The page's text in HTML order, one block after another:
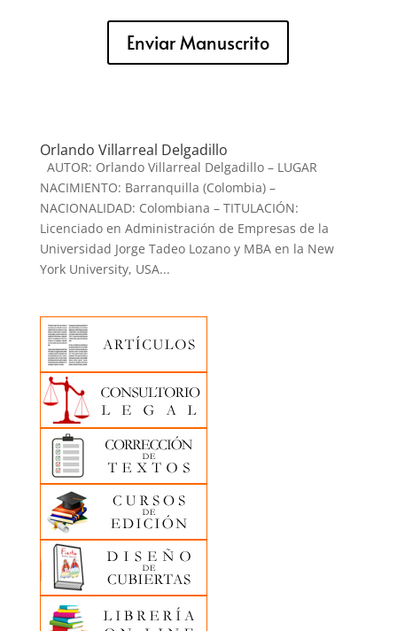
Enviar Manuscrito
Orlando Villarreal Delgadillo
AUTOR: Orlando Villarreal Delgadillo – LUGAR
NACIMIENTO: Barranquilla (Colombia) –
NACIONALIDAD: Colombiana – TITULACIÓN:
Licenciado en Administración de Empresas de la
Universidad Jorge Tadeo Lozano y MBA en la New
York University, USA...